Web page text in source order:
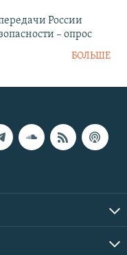
России
– опрос
БОЛЬШЕ